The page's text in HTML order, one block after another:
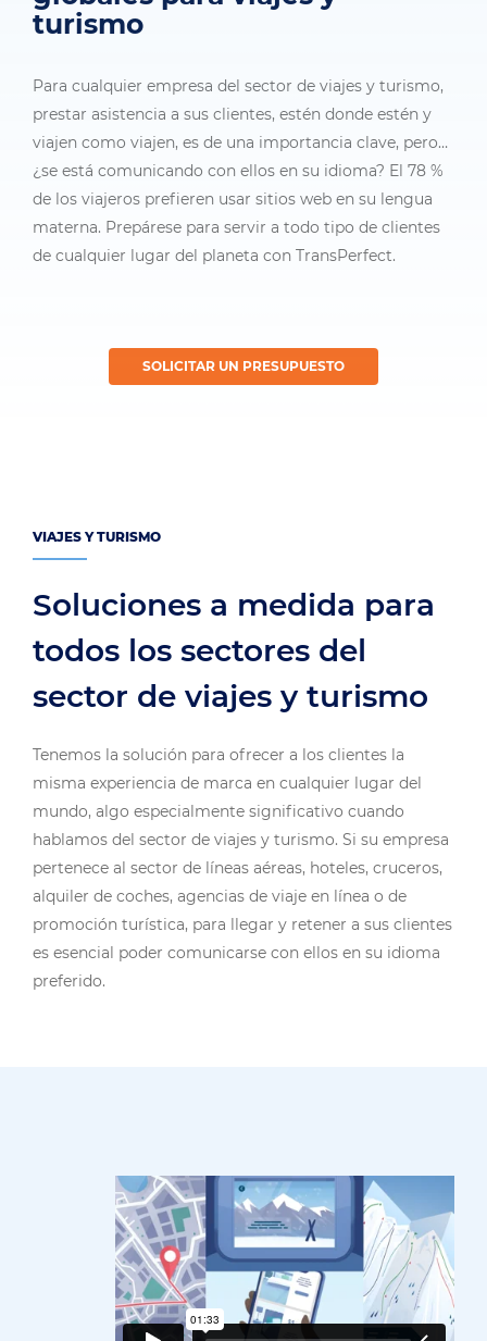
turismo
Para cualquier empresa del sector de viajes y turismo,
prestar asistencia a sus clientes, estén donde estén y
viajen como viajen, es de una importancia clave, pero…
¿se está comunicando con ellos en su idioma? El 78 %
de los viajeros prefieren usar sitios web en su lengua
materna. Prepárese para servir a todo tipo de clientes
de cualquier lugar del planeta con TransPerfect.
SOLICITAR UN PRESUPUESTO
VIAJES Y TURISMO
Soluciones a medida para
todos los sectores del
sector de viajes y turismo
Tenemos la solución para ofrecer a los clientes la
misma experiencia de marca en cualquier lugar del
mundo, algo especialmente significativo cuando
hablamos del sector de viajes y turismo. Si su empresa
pertenece al sector de líneas aéreas, hoteles, cruceros,
alquiler de coches, agencias de viaje en línea o de
promoción turística, para llegar y retener a sus clientes
es esencial poder comunicarse con ellos en su idioma
preferido.